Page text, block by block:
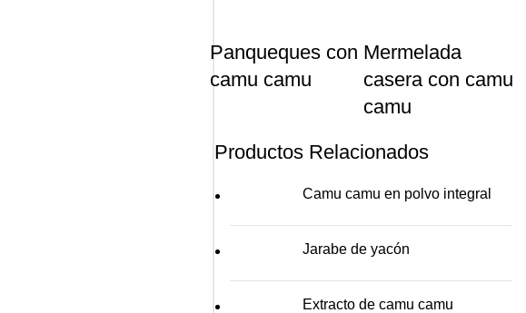
Panqueques con
camu camu
Mermelada
casera con camu
camu
Productos Relacionados
Camu camu en polvo integral
Jarabe de yacón
Extracto de camu camu